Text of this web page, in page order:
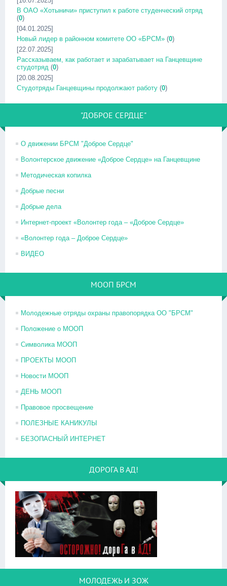
В ОАО «Хотыничи» приступил к работе студенческий отряд
(0)
[04.01.2025]
Новый лидер в районном комитете ОО «БРСМ» (0)
[22.07.2025]
Рассказываем, как работает и зарабатывает на Ганцевщине
студотряд (0)
[20.08.2025]
Студотряды Ганцевщины продолжают работу (0)
"ДОБРОЕ СЕРДЦЕ"
О движении БРСМ "Доброе Сердце"
Волонтерское движение «Доброе Сердце» на Ганцевщине
Методическая копилка
Добрые песни
Добрые дела
Интернет-проект «Волонтер года – «Доброе Сердце»
«Волонтер года – Доброе Сердце»
ВИДЕО
МООП БРСМ
Молодежные отряды охраны правопорядка ОО "БРСМ"
Положение о МООП
Символика МООП
ПРОЕКТЫ МООП
Новости МООП
ДЕНЬ МООП
Правовое просвещение
ПОЛЕЗНЫЕ КАНИКУЛЫ
БЕЗОПАСНЫЙ ИНТЕРНЕТ
ДОРОГА В АД!
МОЛОДЕЖЬ И ЗОЖ